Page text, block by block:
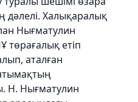
дәлелі. Халықаралық
Нығматулин
етіп
аталған
Н. Нығматулин